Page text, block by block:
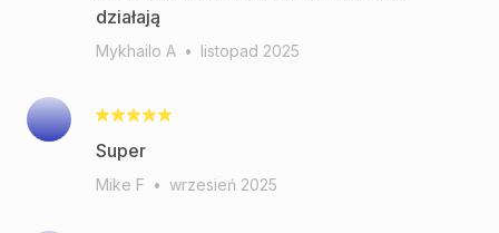
działają
Mykhailo A • listopad 2025
Super
Mike F • wrzesień 2025